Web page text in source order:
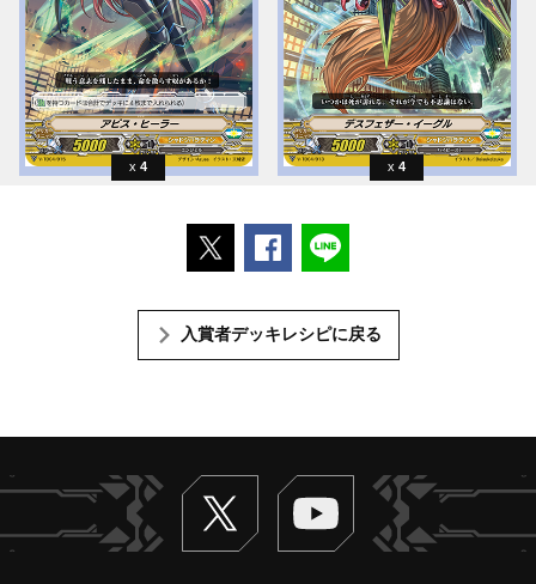
4 4
ポストするFacebookでシェアする
入賞者デッキレシピに戻る
Twitter ヴァンガードch